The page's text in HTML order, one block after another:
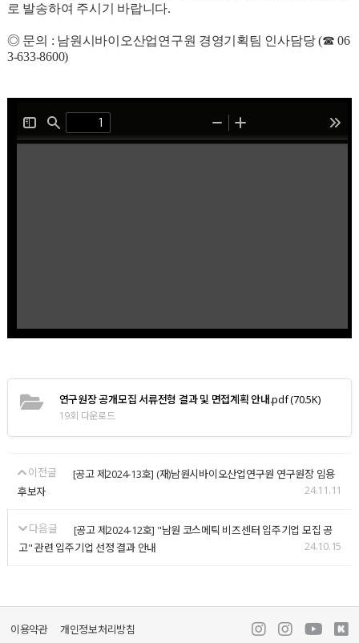
로 발송하여 주시기 바랍니다.
◎ 문의 : 남원시바이오산업연구원 경영기획팀 인사담당 (☎ 06
3-633-8600)
연구원장 공개모집 서류전형 결과 및 면접계획 안내.pdf(70.5K)
19회 다운로드
이전글
[공고 제2024-13호] (재)남원시바이오산업연구원 연구원장 임용
후보자
24.11.11
다음글
[공고 제2024-12호] "남원 코스메틱 비즈센터 입주기업 모집 공
고" 관련 입주기업 선정 결과 안내
24.10.15
이용약관 개인정보처리방침